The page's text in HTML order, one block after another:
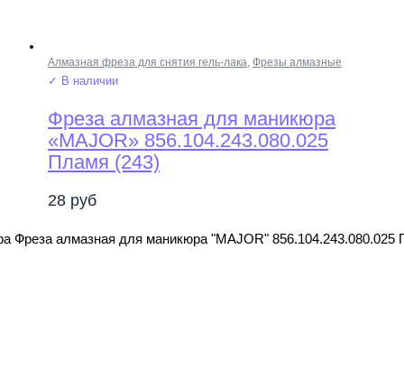
Алмазная фреза для снятия гель-лака, Фрезы алмазные
✓ В наличии
Фреза алмазная для маникюра
«MAJOR» 856.104.243.080.025
Пламя (243)
28 руб
Фреза алмазная для маникюра "MAJOR" 856.104.243.080.025